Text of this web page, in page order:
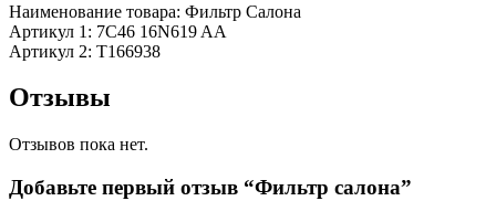
Наименование товара: Фильтр Салона
Артикул 1: 7C46 16N619 AA
Артикул 2: T166938
Отзывы
Отзывов пока нет.
Добавьте первый отзыв “Фильтр салона”